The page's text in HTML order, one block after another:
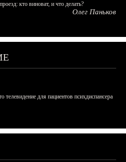
кто виноват, и что делать?
Олег Паньков
телевидение для пациентов психдиспансера